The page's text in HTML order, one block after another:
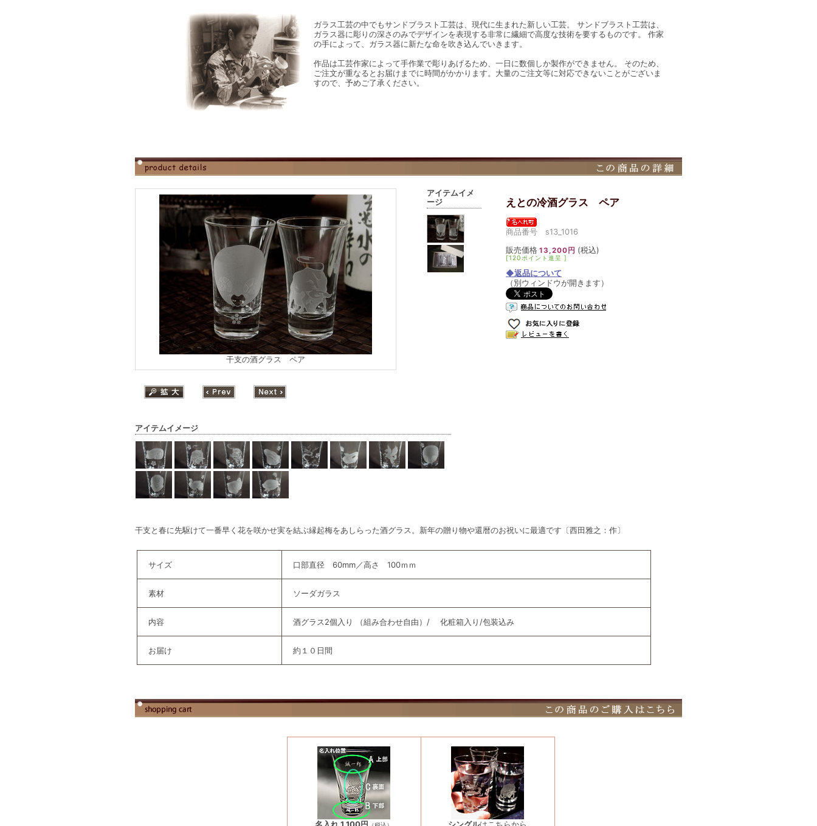
ガラス工芸の中でもサンドブラスト工芸は、現代に生まれた新しい工芸。 サンドブラスト工芸は、
ガラス器に彫りの深さのみでデザインを表現する非常に繊細で高度な技術を要するものです。 作家
の手によって、ガラス器に新たな命を吹き込んでいきます。
作品は工芸作家によって手作業で彫りあげるため、一日に数個しか製作ができません。 そのため、
ご注文が重なるとお届けまでに時間がかかります。大量のご注文等に対応できないことがございま
すので、予めご了承ください。
えとの冷酒グラス ペア
商品番号 s13_1016
販売価格 13,200円 (税込)
[120ポイント進呈 ]
◆返品について
（別ウィンドウが開きます）
アイテムイメ
ージ
干支の酒グラス ペア
アイテムイメージ
干支と春に先駆けて一番早く花を咲かせ実を結ぶ縁起梅をあしらった酒グラス。新年の贈り物や還暦のお祝いに最適です〔西田雅之：作〕
サイズ 口部直径 60mm／高さ 100ｍｍ
素材 ソーダガラス
内容 酒グラス2個入り （組み合わせ自由）/ 化粧箱入り/包装込み
お届け 約１０日間